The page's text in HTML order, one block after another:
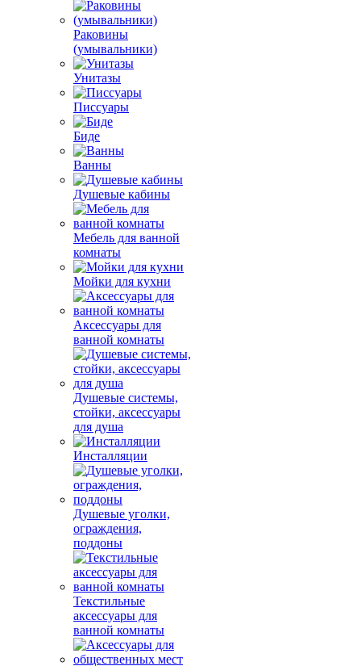
Раковины
(умывальники)
Унитазы
Писсуары
Биде
Ванны
Душевые кабины
Мебель для ванной
комнаты
Мойки для кухни
Аксессуары для
ванной комнаты
Душевые системы,
стойки, аксессуары
для душа
Инсталляции
Душевые уголки,
ограждения,
поддоны
Текстильные
аксессуары для
ванной комнаты